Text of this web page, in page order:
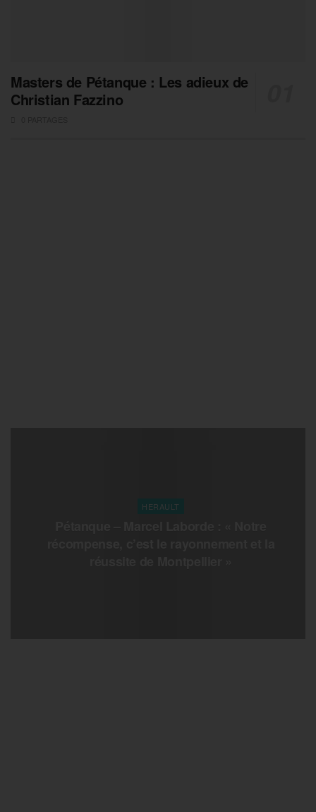
Masters de Pétanque : Les adieux de
Christian Fazzino
HERAULT